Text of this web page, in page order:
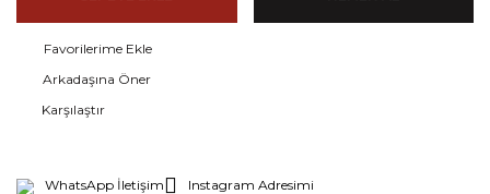
Arkadaşına Öner
Karşılaştır
WhatsApp İletişim Instagram Adresimi